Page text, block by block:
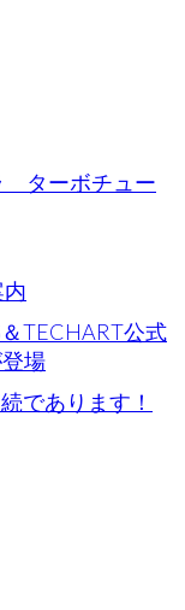
ターボチュー
TECHART公式
場
であります！